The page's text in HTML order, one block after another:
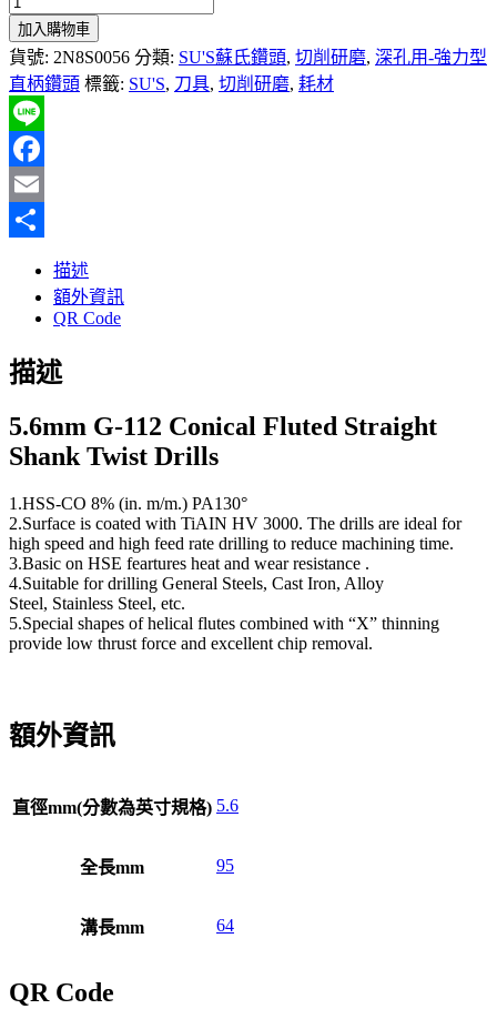
加入購物車
貨號: 2N8S0056 分類: SU'S蘇氏鑽頭, 切削研磨, 深孔用-強力型
直柄鑽頭 標籤: SU'S, 刀具, 切削研磨, 耗材
Line
Facebook
Email
描述
額外資訊
QR Code
描述
5.6mm G-112 Conical Fluted Straight
Shank Twist Drills
1.HSS-CO 8% (in. m/m.) PA130°
2.Surface is coated with TiAIN HV 3000. The drills are ideal for
high speed and high feed rate drilling to reduce machining time.
3.Basic on HSE feartures heat and wear resistance .
4.Suitable for drilling General Steels, Cast Iron, Alloy
Steel, Stainless Steel, etc.
5.Special shapes of helical flutes combined with “X” thinning
provide low thrust force and excellent chip removal.
額外資訊
直徑mm(分數為英寸規格) 5.6
全長mm 95
溝長mm 64
QR Code